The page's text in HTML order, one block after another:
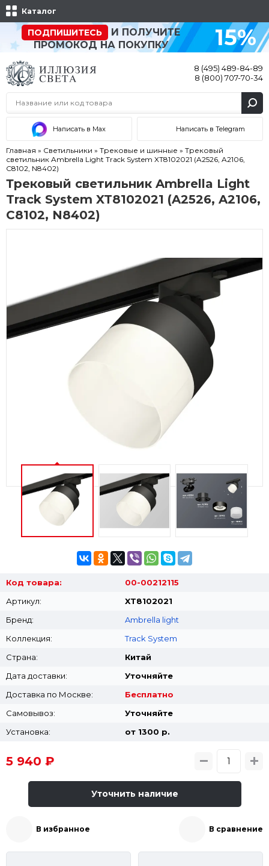
Каталог
ПОДПИШИТЕСЬ
И ПОЛУЧИТЕ
ПРОМОКОД НА ПОКУПКУ
15%
8 (495) 489-84-89
8 (800) 707-70-34
Написать в Max Написать в Telegram
Главная » Светильники » Трековые и шинные » Трековый
светильник Ambrella Light Track System XT8102021 (A2526, A2106,
C8102, N8402)
Трековый светильник Ambrella Light
Track System XT8102021 (A2526, A2106,
C8102, N8402)
Код товара:
00-00212115
Артикул:
XT8102021
Бренд:
Ambrella light
Коллекция:
Track System
Страна:
Китай
Дата доставки:
Уточняйте
Доставка по Москве:
Бесплатно
Самовывоз:
Уточняйте
Установка:
от 1300 p.
5 940 ₽
Уточнить наличие
В избранное В сравнение